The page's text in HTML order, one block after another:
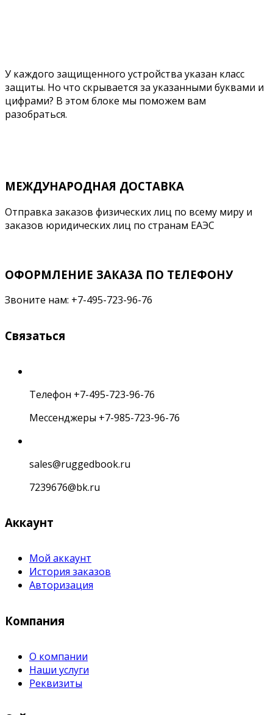
У каждого защищенного устройства указан класс
защиты. Но что скрывается за указанными буквами и
цифрами? В этом блоке мы поможем вам
разобраться.
МЕЖДУНАРОДНАЯ ДОСТАВКА
Отправка заказов физических лиц по всему миру и
заказов юридических лиц по странам ЕАЭС
ОФОРМЛЕНИЕ ЗАКАЗА ПО ТЕЛЕФОНУ
Звоните нам: +7-495-723-96-76
Связаться
Телефон +7-495-723-96-76
Мессенджеры +7-985-723-96-76
sales@ruggedbook.ru
7239676@bk.ru
Аккаунт
Мой аккаунт
История заказов
Авторизация
Компания
О компании
Наши услуги
Реквизиты